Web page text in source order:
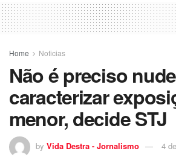
Home Noticias
Não é preciso
caracterizar
menor, decide STJ
by Vida Destra - Jornalismo 4